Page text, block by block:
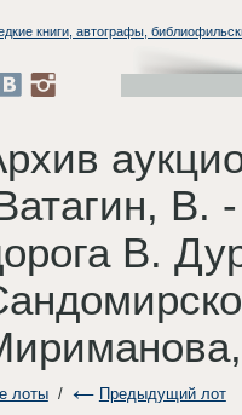
книги, автографы,
В.
В.
лоты/ Предыдущий лот